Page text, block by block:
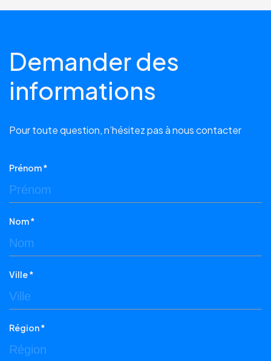
Demander des
informations
Pour toute question, n’hésitez pas à nous contacter
Prénom *
Nom *
Ville *
Région *